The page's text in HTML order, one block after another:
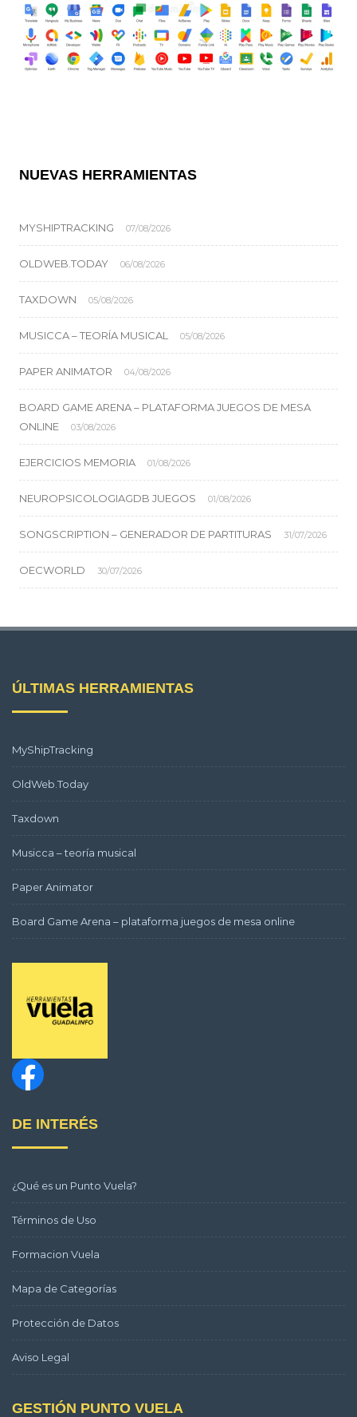
NUEVAS HERRAMIENTAS
MYSHIPTRACKING 07/08/2026
OLDWEB.TODAY 06/08/2026
TAXDOWN 05/08/2026
MUSICCA – TEORÍA MUSICAL 05/08/2026
PAPER ANIMATOR 04/08/2026
BOARD GAME ARENA – PLATAFORMA JUEGOS DE MESA
ONLINE
03/08/2026
EJERCICIOS MEMORIA 01/08/2026
NEUROPSICOLOGIAGDB JUEGOS 01/08/2026
SONGSCRIPTION – GENERADOR DE PARTITURAS 31/07/2026
OECWORLD 30/07/2026
ÚLTIMAS HERRAMIENTAS
MyShipTracking
OldWeb.Today
Taxdown
Musicca – teoría musical
Paper Animator
Board Game Arena – plataforma juegos de mesa online
DE INTERÉS
¿Qué es un Punto Vuela?
Términos de Uso
Formacion Vuela
Mapa de Categorías
Protección de Datos
Aviso Legal
GESTIÓN PUNTO VUELA